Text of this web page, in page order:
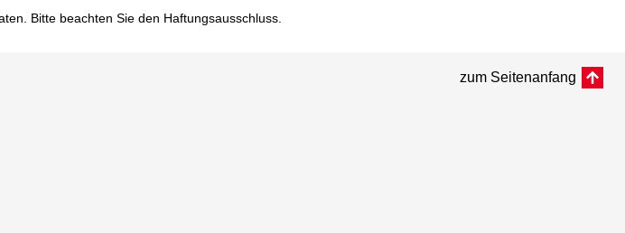
Bitte beachten Sie den Haftungsausschluss.
zum Seitenanfang